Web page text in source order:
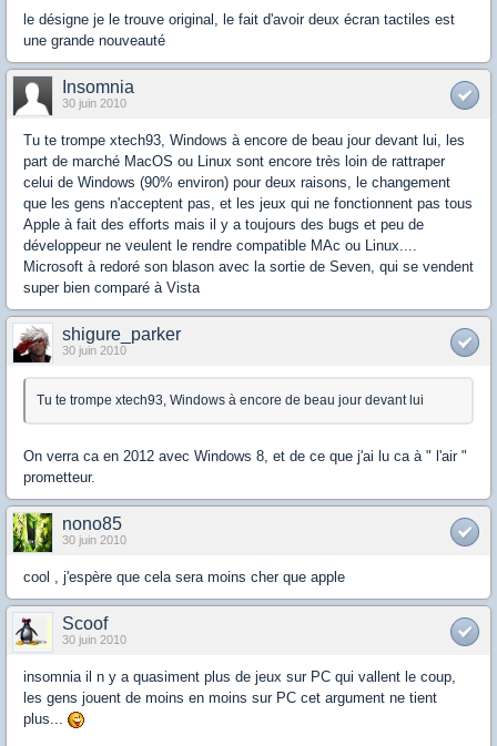
le désigne je le trouve original, le fait d'avoir deux écran tactiles est
une grande nouveauté
Insomnia
30 juin 2010
Tu te trompe xtech93, Windows à encore de beau jour devant lui, les
part de marché MacOS ou Linux sont encore très loin de rattraper
celui de Windows (90% environ) pour deux raisons, le changement
que les gens n'acceptent pas, et les jeux qui ne fonctionnent pas tous
Apple à fait des efforts mais il y a toujours des bugs et peu de
développeur ne veulent le rendre compatible MAc ou Linux....
Microsoft à redoré son blason avec la sortie de Seven, qui se vendent
super bien comparé à Vista
shigure_parker
30 juin 2010
Tu te trompe xtech93, Windows à encore de beau jour devant lui
On verra ca en 2012 avec Windows 8, et de ce que j'ai lu ca à " l'air "
prometteur.
nono85
30 juin 2010
cool , j'espère que cela sera moins cher que apple
Scoof
30 juin 2010
insomnia il n y a quasiment plus de jeux sur PC qui vallent le coup,
les gens jouent de moins en moins sur PC cet argument ne tient
plus...